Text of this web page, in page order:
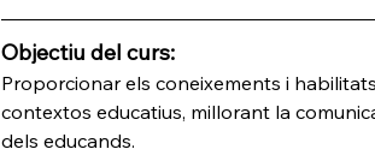
Objectiu del curs:
Proporcionar els coneixements i
contextos educatius, millorant la
dels educands.